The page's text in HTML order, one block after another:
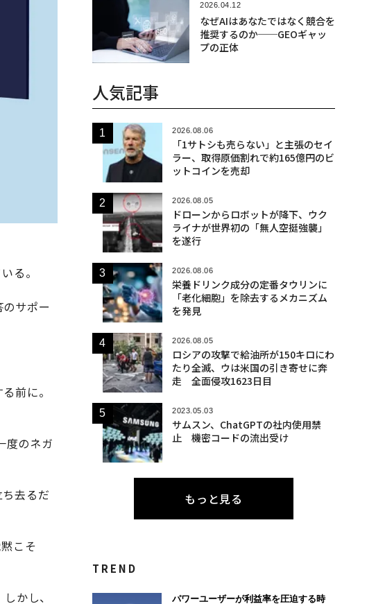
る。
サポー
前に。
度のネガ
去るだ
こそ
かし、
2026.04.12
なぜAIはあなたではなく競合を
推奨するのか──GEOギャッ
プの正体
人気記事
2026.08.06
「1サトシも売らない」と主張のセイ
ラー、取得原価割れで約165億円のビ
ットコインを売却
2026.08.05
ドローンからロボットが降下、ウク
ライナが世界初の「無人空挺強襲」
を遂行
2026.08.06
栄養ドリンク成分の定番タウリンに
「老化細胞」を除去するメカニズム
を発見
2026.08.05
ロシアの攻撃で給油所が150キロにわ
たり全滅、ウは米国の引き寄せに奔
走 全面侵攻1623日目
2023.05.03
サムスン、ChatGPTの社内使用禁
止 機密コードの流出受け
もっと見る
TREND
パワーユーザーが利益率を圧迫する時